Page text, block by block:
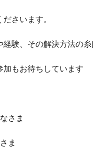
さいます。
験、その解決方法の
加もお待ちしています
さま
ま